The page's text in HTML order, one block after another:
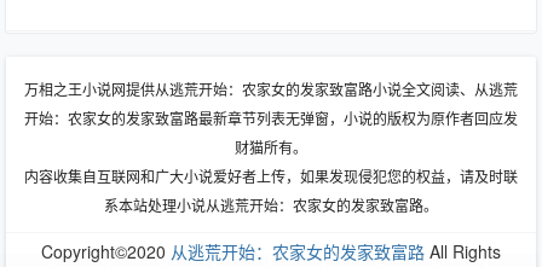
万相之王小说网提供从逃荒开始：农家女的发家致富路小说全文阅读、从逃荒
开始：农家女的发家致富路最新章节列表无弹窗，小说的版权为原作者回应发
财猫所有。
内容收集自互联网和广大小说爱好者上传，如果发现侵犯您的权益，请及时联
系本站处理小说从逃荒开始：农家女的发家致富路。
Copyright©2020 从逃荒开始：农家女的发家致富路 All Rights